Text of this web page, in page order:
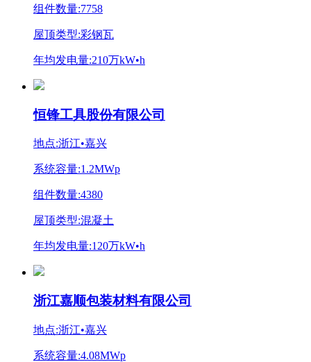
组件数量:7758
屋顶类型:彩钢瓦
年均发电量:210万kW•h
恒锋工具股份有限公司
地点:浙江•嘉兴
系统容量:1.2MWp
组件数量:4380
屋顶类型:混凝土
年均发电量:120万kW•h
浙江嘉顺包装材料有限公司
地点:浙江•嘉兴
系统容量:4.08MWp